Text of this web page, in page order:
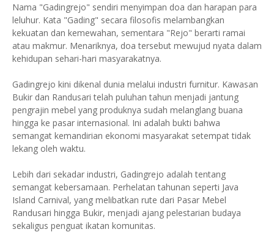
Nama "Gadingrejo" sendiri menyimpan doa dan harapan para
leluhur. Kata "Gading" secara filosofis melambangkan
kekuatan dan kemewahan, sementara "Rejo" berarti ramai
atau makmur. Menariknya, doa tersebut mewujud nyata dalam
kehidupan sehari-hari masyarakatnya.
Gadingrejo kini dikenal dunia melalui industri furnitur. Kawasan
Bukir dan Randusari telah puluhan tahun menjadi jantung
pengrajin mebel yang produknya sudah melanglang buana
hingga ke pasar internasional. Ini adalah bukti bahwa
semangat kemandirian ekonomi masyarakat setempat tidak
lekang oleh waktu.
Lebih dari sekadar industri, Gadingrejo adalah tentang
semangat kebersamaan. Perhelatan tahunan seperti Java
Island Carnival, yang melibatkan rute dari Pasar Mebel
Randusari hingga Bukir, menjadi ajang pelestarian budaya
sekaligus penguat ikatan komunitas.